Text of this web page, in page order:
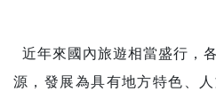
近年來國內旅遊相當盛行，
源，發展為具有地方特色、